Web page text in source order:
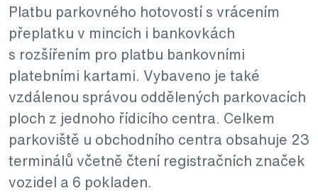
Platbu parkovného hotovostí s vrácením
přeplatku v mincích i bankovkách
s rozšířením pro platbu bankovními
platebními kartami. Vybaveno je také
vzdálenou správou oddělených parkovacích
ploch z jednoho řídicího centra. Celkem
parkoviště u obchodního centra obsahuje 23
terminálů včetně čtení registračních značek
vozidel a 6 pokladen.